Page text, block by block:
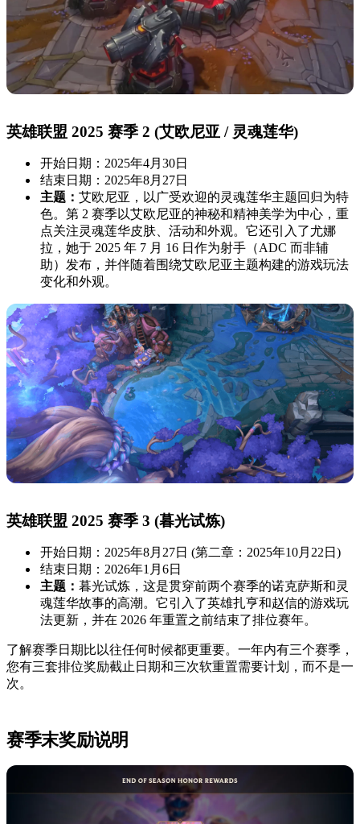
英雄联盟 2025 赛季 2 (艾欧尼亚 / 灵魂莲华)
开始日期：2025年4月30日
结束日期：2025年8月27日
主题： 艾欧尼亚，以广受欢迎的灵魂莲华主题回归为特
色。第 2 赛季以艾欧尼亚的神秘和精神美学为中心，重
点关注灵魂莲华皮肤、活动和外观。它还引入了尤娜
拉，她于 2025 年 7 月 16 日作为射手（ADC 而非辅
助）发布，并伴随着围绕艾欧尼亚主题构建的游戏玩法
变化和外观。
英雄联盟 2025 赛季 3 (暮光试炼)
开始日期：2025年8月27日 (第二章：2025年10月22日)
结束日期：2026年1月6日
主题： 暮光试炼，这是贯穿前两个赛季的诺克萨斯和灵
魂莲华故事的高潮。它引入了英雄扎亨和赵信的游戏玩
法更新，并在 2026 年重置之前结束了排位赛年。
了解赛季日期比以往任何时候都更重要。一年内有三个赛季，
您有三套排位奖励截止日期和三次软重置需要计划，而不是一
次。
赛季末奖励说明